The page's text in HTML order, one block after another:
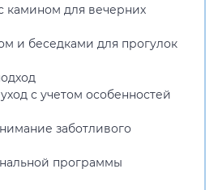
камином для вечерних
и беседками для прогулок
с учетом особенностей
заботливого
программы